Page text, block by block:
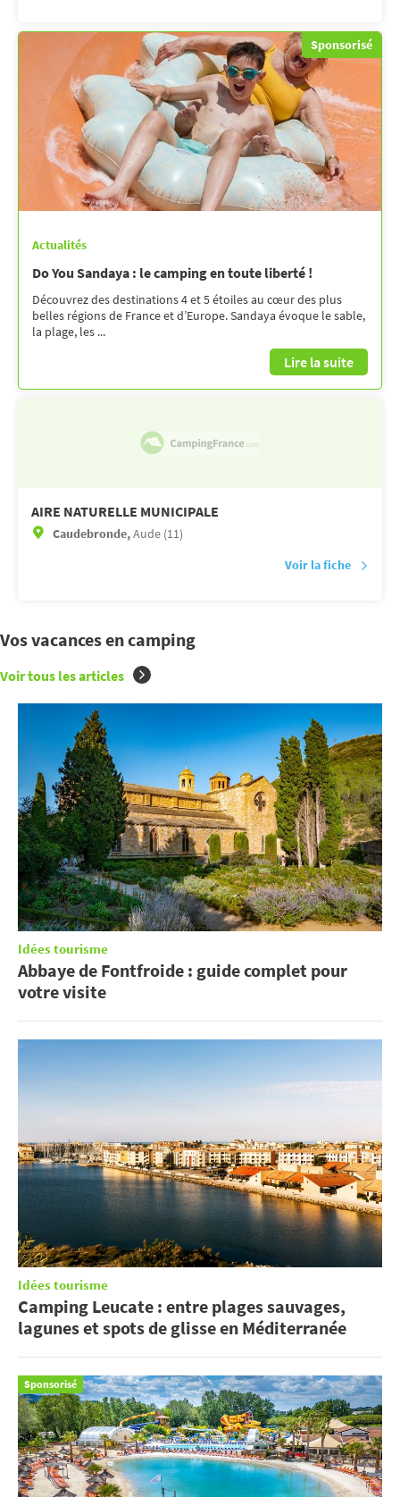
Sponsorisé
Actualités
Do You Sandaya : le camping en toute liberté !
Découvrez des destinations 4 et 5 étoiles au cœur des plus
belles régions de France et d’Europe. Sandaya évoque le sable,
la plage, les ...
Lire la suite
AIRE NATURELLE MUNICIPALE
Caudebronde,Aude (11)
Voir la fiche
Vos vacances en camping
Voir tous les articles
Idées tourisme
Abbaye de Fontfroide : guide complet pour
votre visite
Idées tourisme
Camping Leucate : entre plages sauvages,
lagunes et spots de glisse en Méditerranée
Sponsorisé